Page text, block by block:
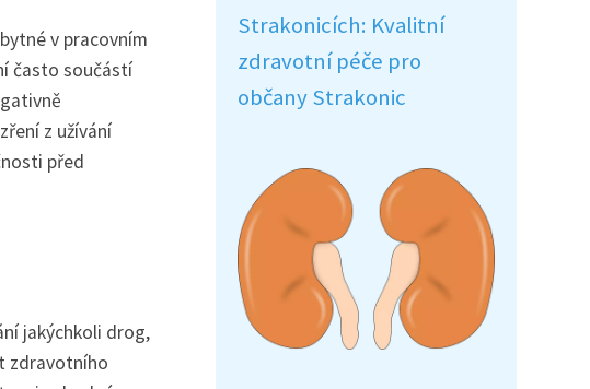
v pracovním
často součástí
z užívání
před
jakýchkoli drog,
zdravotního
Strakonicích: Kvalitní
zdravotní péče pro
občany Strakonic